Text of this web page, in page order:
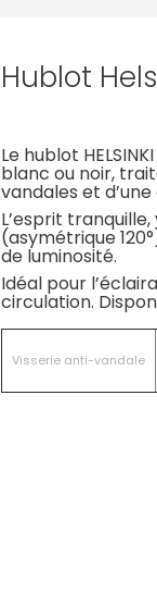
Hublot
Le hublot
blanc ou noir,
vandales et
L’esprit
(asymétrique
de luminosité.
Idéal pour
circulation.
Visserie anti-vandale